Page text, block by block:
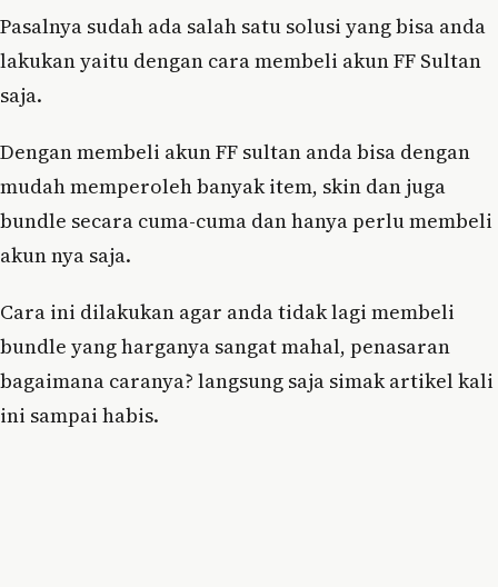
Pasalnya sudah ada salah satu solusi yang bisa anda
lakukan yaitu dengan cara membeli akun FF Sultan
saja.
Dengan membeli akun FF sultan anda bisa dengan
mudah memperoleh banyak item, skin dan juga
bundle secara cuma-cuma dan hanya perlu membeli
akun nya saja.
Cara ini dilakukan agar anda tidak lagi membeli
bundle yang harganya sangat mahal, penasaran
bagaimana caranya? langsung saja simak artikel kali
ini sampai habis.